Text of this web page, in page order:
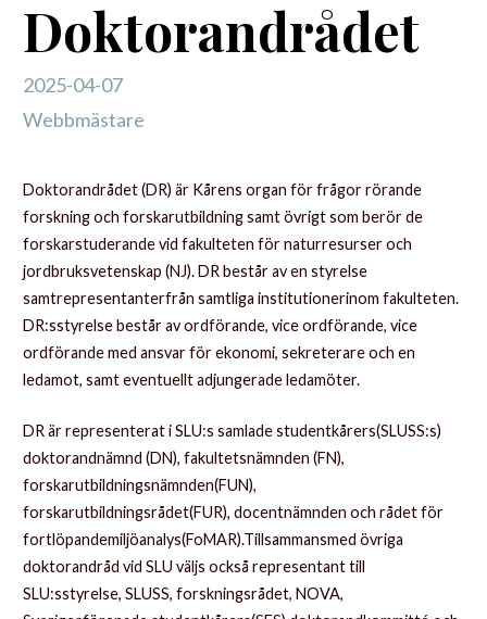
Doktorandrådet
2025-04-07
Webbmästare
Doktorandrådet (DR) är Kårens organ för frågor rörande
forskning och forskarutbildning samt övrigt som berör de
forskarstuderande vid fakulteten för naturresurser och
jordbruksvetenskap (NJ). DR består av en styrelse
samtrepresentanterfrån samtliga institutionerinom fakulteten.
DR:sstyrelse består av ordförande, vice ordförande, vice
ordförande med ansvar för ekonomi, sekreterare och en
ledamot, samt eventuellt adjungerade ledamöter.
DR är representerat i SLU:s samlade studentkårers(SLUSS:s)
doktorandnämnd (DN), fakultetsnämnden (FN),
forskarutbildningsnämnden(FUN),
forskarutbildningsrådet(FUR), docentnämnden och rådet för
fortlöpandemiljöanalys(FoMAR).Tillsammansmed övriga
doktorandråd vid SLU väljs också representant till
SLU:sstyrelse, SLUSS, forskningsrådet, NOVA,